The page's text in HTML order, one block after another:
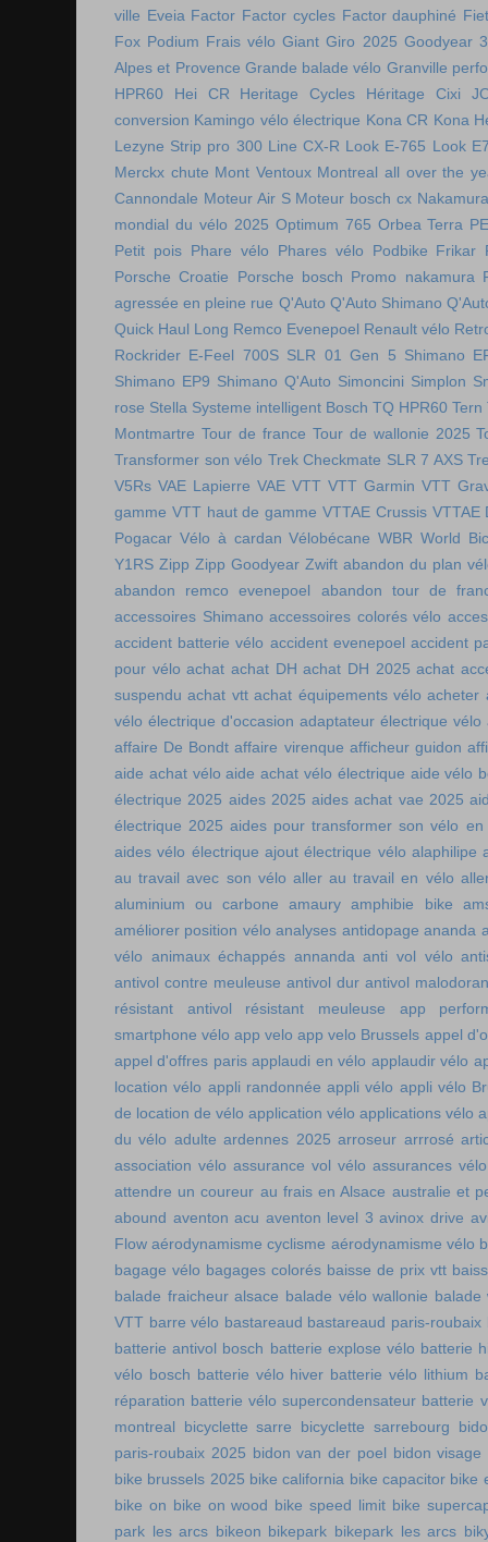
ville Eveia Factor Factor cycles Factor dauphiné
Fox Podium Frais vélo Giant Giro 2025 Goodyear
Alpes et Provence Grande balade vélo Granville
HPR60
Hei CR Heritage Cycles Héritage Cixi
conversion Kamingo vélo électrique Kona CR Kona
Lezyne Strip pro 300 Line CX-R Look E-765 Look
Merckx chute Mont Ventoux Montreal all over the
Cannondale Moteur Air S Moteur bosch cx
mondial du vélo 2025 Optimum 765 Orbea Terra
Petit pois Phare vélo Phares vélo Podbike Frikar
Porsche Croatie
Porsche bosch Promo nakamura
agressée en pleine rue Q'Auto Q'Auto Shimano
Quick Haul Long Remco Evenepoel Renault vélo
Rockrider E-Feel 700S SLR 01 Gen 5 Shimano
Shimano EP9 Shimano Q'Auto Simoncini Simplon
rose Stella Systeme intelligent Bosch TQ HPR60 Tern
Montmartre Tour de france Tour de wallonie 2025
Transformer son vélo Trek Checkmate SLR 7 AXS
V5Rs VAE Lapierre VAE VTT VTT Garmin VTT
gamme VTT haut de gamme VTTAE Crussis VTTAE
Pogacar Vélo à cardan Vélobécane WBR World
Y1RS Zipp Zipp Goodyear Zwift abandon du plan
abandon remco evenepoel
abandon tour de
accessoires Shimano accessoires colorés vélo
accident batterie vélo accident evenepoel accident
pour vélo achat achat DH achat DH 2025 achat
suspendu achat vtt achat équipements vélo acheter
vélo électrique d'occasion adaptateur électrique vélo
affaire De Bondt affaire virenque afficheur guidon
aide achat vélo aide achat vélo électrique aide vélo
électrique 2025 aides 2025 aides achat vae 2025
électrique 2025 aides pour transformer son vélo en
aides vélo électrique ajout électrique vélo alaphilipe
au travail avec son vélo aller au travail en vélo
aluminium ou carbone
amaury amphibie bike
améliorer position vélo analyses antidopage ananda
vélo animaux échappés annanda anti vol vélo
antivol contre meuleuse antivol dur antivol
résistant
antivol résistant meuleuse
app
smartphone vélo app velo app velo Brussels appel
appel d'offres paris applaudi en vélo applaudir vélo
location vélo appli randonnée appli vélo appli vélo
de location de vélo application vélo applications vélo
du vélo adulte ardennes 2025 arroseur arrrosé
association vélo assurance vol vélo assurances vélo
attendre un coureur au frais en Alsace australie et
abound aventon acu aventon level 3 avinox drive
Flow aérodynamisme cyclisme aérodynamisme vélo
bagage vélo bagages colorés baisse de prix vtt
balade fraicheur alsace balade vélo wallonie balade
VTT barre vélo bastareaud bastareaud paris-roubaix
batterie antivol bosch batterie explose vélo batterie
vélo bosch batterie vélo hiver batterie vélo lithium
réparation batterie vélo supercondensateur batterie
montreal
bicyclette sarre bicyclette sarrebourg
paris-roubaix 2025 bidon van der poel bidon visage
bike brussels 2025 bike california bike capacitor bike
bike on bike on wood bike speed limit bike
park les arcs bikeon bikepark bikepark les arcs